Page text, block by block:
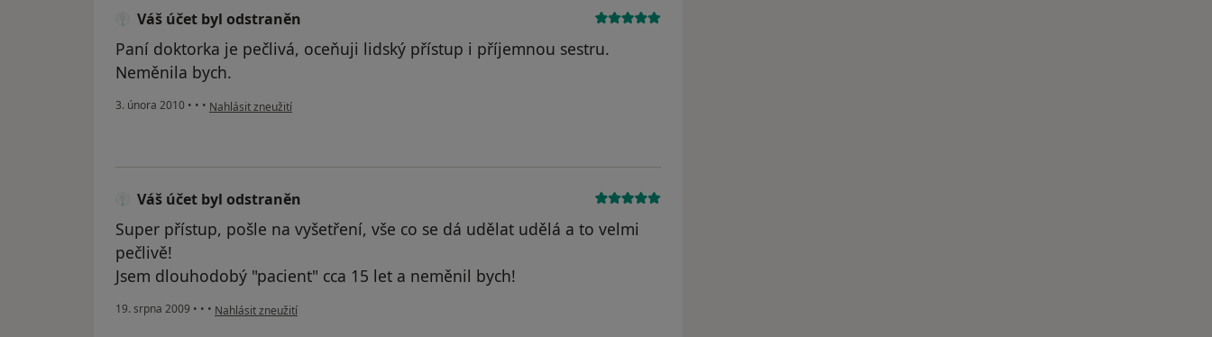
Váš účet byl odstraněn
Paní doktorka je pečlivá, oceňuji lidský přístup i příjemnou sestru.
Neměnila bych.
3. února 2010 • • • podle názoru uživatele Váš účet byl odstraněn
Nahlásit zneužití
Váš účet byl odstraněn
Super přístup, pošle na vyšetření, vše co se dá udělat udělá a to velmi
pečlivě!
Jsem dlouhodobý "pacient" cca 15 let a neměnil bych!
19. srpna 2009 • • • podle názoru uživatele Váš účet byl odstraněn
Nahlásit zneužití